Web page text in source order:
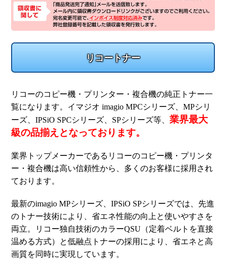
リコートナー
リコーのコピー機・プリンター・複合機の純正トナー一
覧になります。イマジオ imagio MPCシリーズ、MPシリ
ーズ、IPSiO SPCシリーズ、SPシリーズ等、業界最大
級の品揃えとなっております。
業界トップメーカーであるリコーのコピー機・プリンタ
ー・複合機は高い信頼性から、多くのお客様に採用され
ております。
最新のimagio MPシリーズ、IPSiO SPシリーズでは、先進
のトナー技術により、省エネ性能の向上と使いやすさを
両立。リコー独自技術のカラーQSU（定着ベルトを直接
温める方式）と低融点トナーの採用により、省エネと高
画質を同時に実現しています。